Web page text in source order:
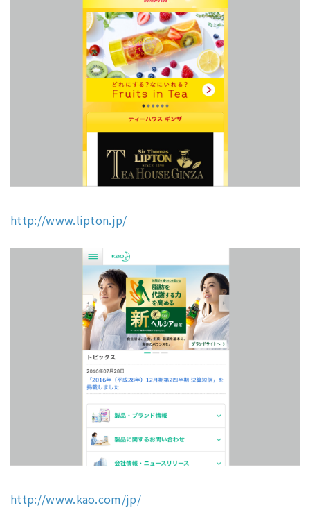
http://www.lipton.jp/
http://www.kao.com/jp/